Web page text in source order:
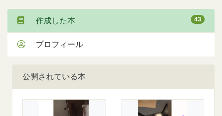
公開されている本
作成した本 43
プロフィール